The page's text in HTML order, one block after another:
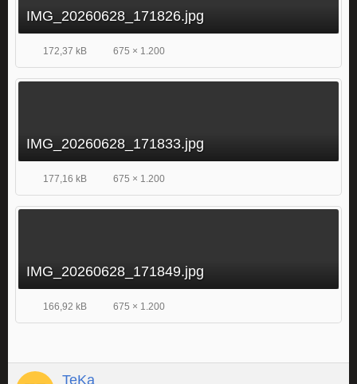
IMG_20260628_171826.jpg
172,37 kB 675 × 1.200
IMG_20260628_171833.jpg
177,16 kB 675 × 1.200
IMG_20260628_171849.jpg
166,92 kB 675 × 1.200
TeKa